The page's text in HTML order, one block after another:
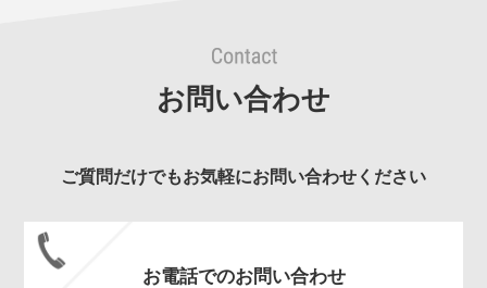
お問い合わせ
ご質問だけでもお気軽にお問い合わせください
お電話でのお問い合わせ